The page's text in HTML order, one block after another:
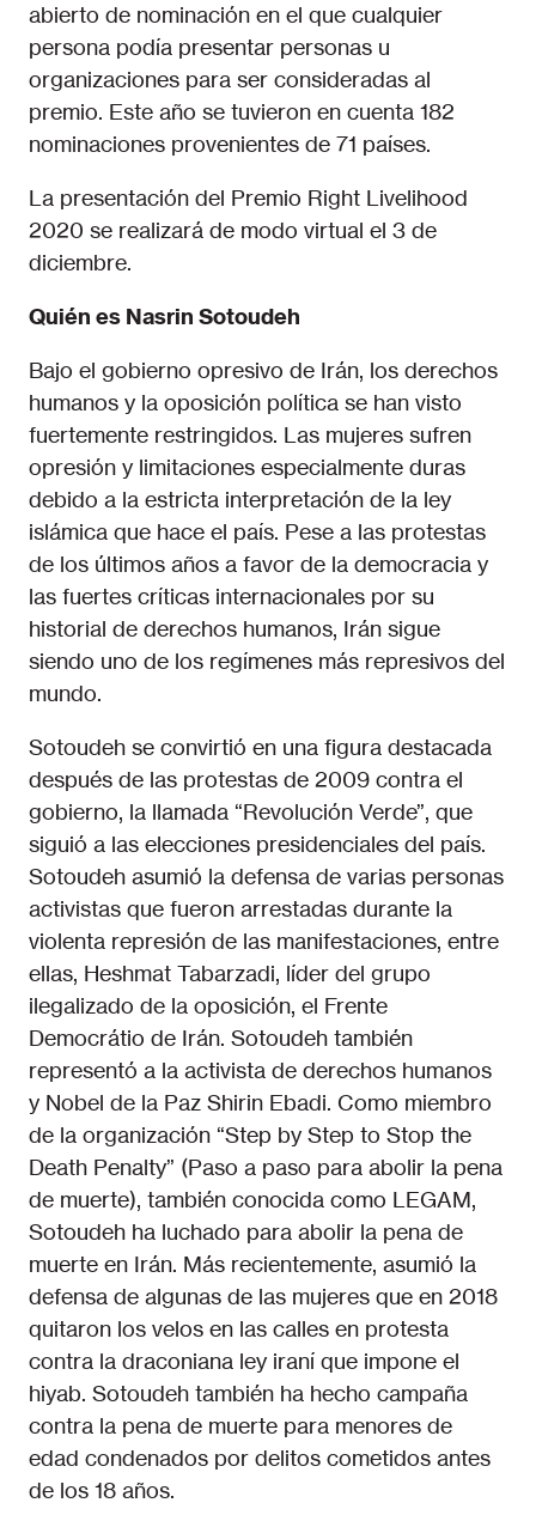
abierto de nominación en el que cualquier
persona podía presentar personas u
organizaciones para ser consideradas al
premio. Este año se tuvieron en cuenta 182
nominaciones provenientes de 71 países.
La presentación del Premio Right Livelihood
2020 se realizará de modo virtual el 3 de
diciembre.
Quién es Nasrin Sotoudeh
Bajo el gobierno opresivo de Irán, los derechos
humanos y la oposición política se han visto
fuertemente restringidos. Las mujeres sufren
opresión y limitaciones especialmente duras
debido a la estricta interpretación de la ley
islámica que hace el país. Pese a las protestas
de los últimos años a favor de la democracia y
las fuertes críticas internacionales por su
historial de derechos humanos, Irán sigue
siendo uno de los regímenes más represivos del
mundo.
Sotoudeh se convirtió en una figura destacada
después de las protestas de 2009 contra el
gobierno, la llamada “Revolución Verde”, que
siguió a las elecciones presidenciales del país.
Sotoudeh asumió la defensa de varias personas
activistas que fueron arrestadas durante la
violenta represión de las manifestaciones, entre
ellas, Heshmat Tabarzadi, líder del grupo
ilegalizado de la oposición, el Frente
Democrátio de Irán. Sotoudeh también
representó a la activista de derechos humanos
y Nobel de la Paz Shirin Ebadi. Como miembro
de la organización “Step by Step to Stop the
Death Penalty” (Paso a paso para abolir la pena
de muerte), también conocida como LEGAM,
Sotoudeh ha luchado para abolir la pena de
muerte en Irán. Más recientemente, asumió la
defensa de algunas de las mujeres que en 2018
quitaron los velos en las calles en protesta
contra la draconiana ley iraní que impone el
hiyab. Sotoudeh también ha hecho campaña
contra la pena de muerte para menores de
edad condenados por delitos cometidos antes
de los 18 años.